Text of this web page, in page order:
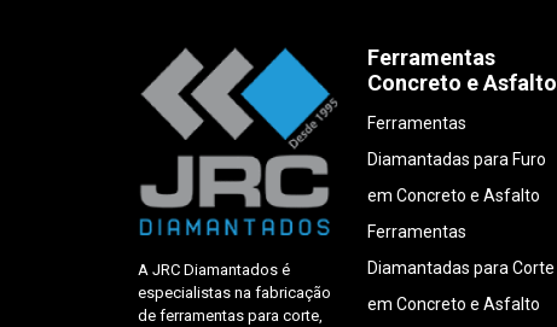
A JRC Diamantados é
especialistas na fabricação
de ferramentas para corte,
Ferramentas
Concreto e Asfalto
Ferramentas
Diamantadas para Furo
em Concreto e Asfalto
Ferramentas
Diamantadas para Corte
em Concreto e Asfalto